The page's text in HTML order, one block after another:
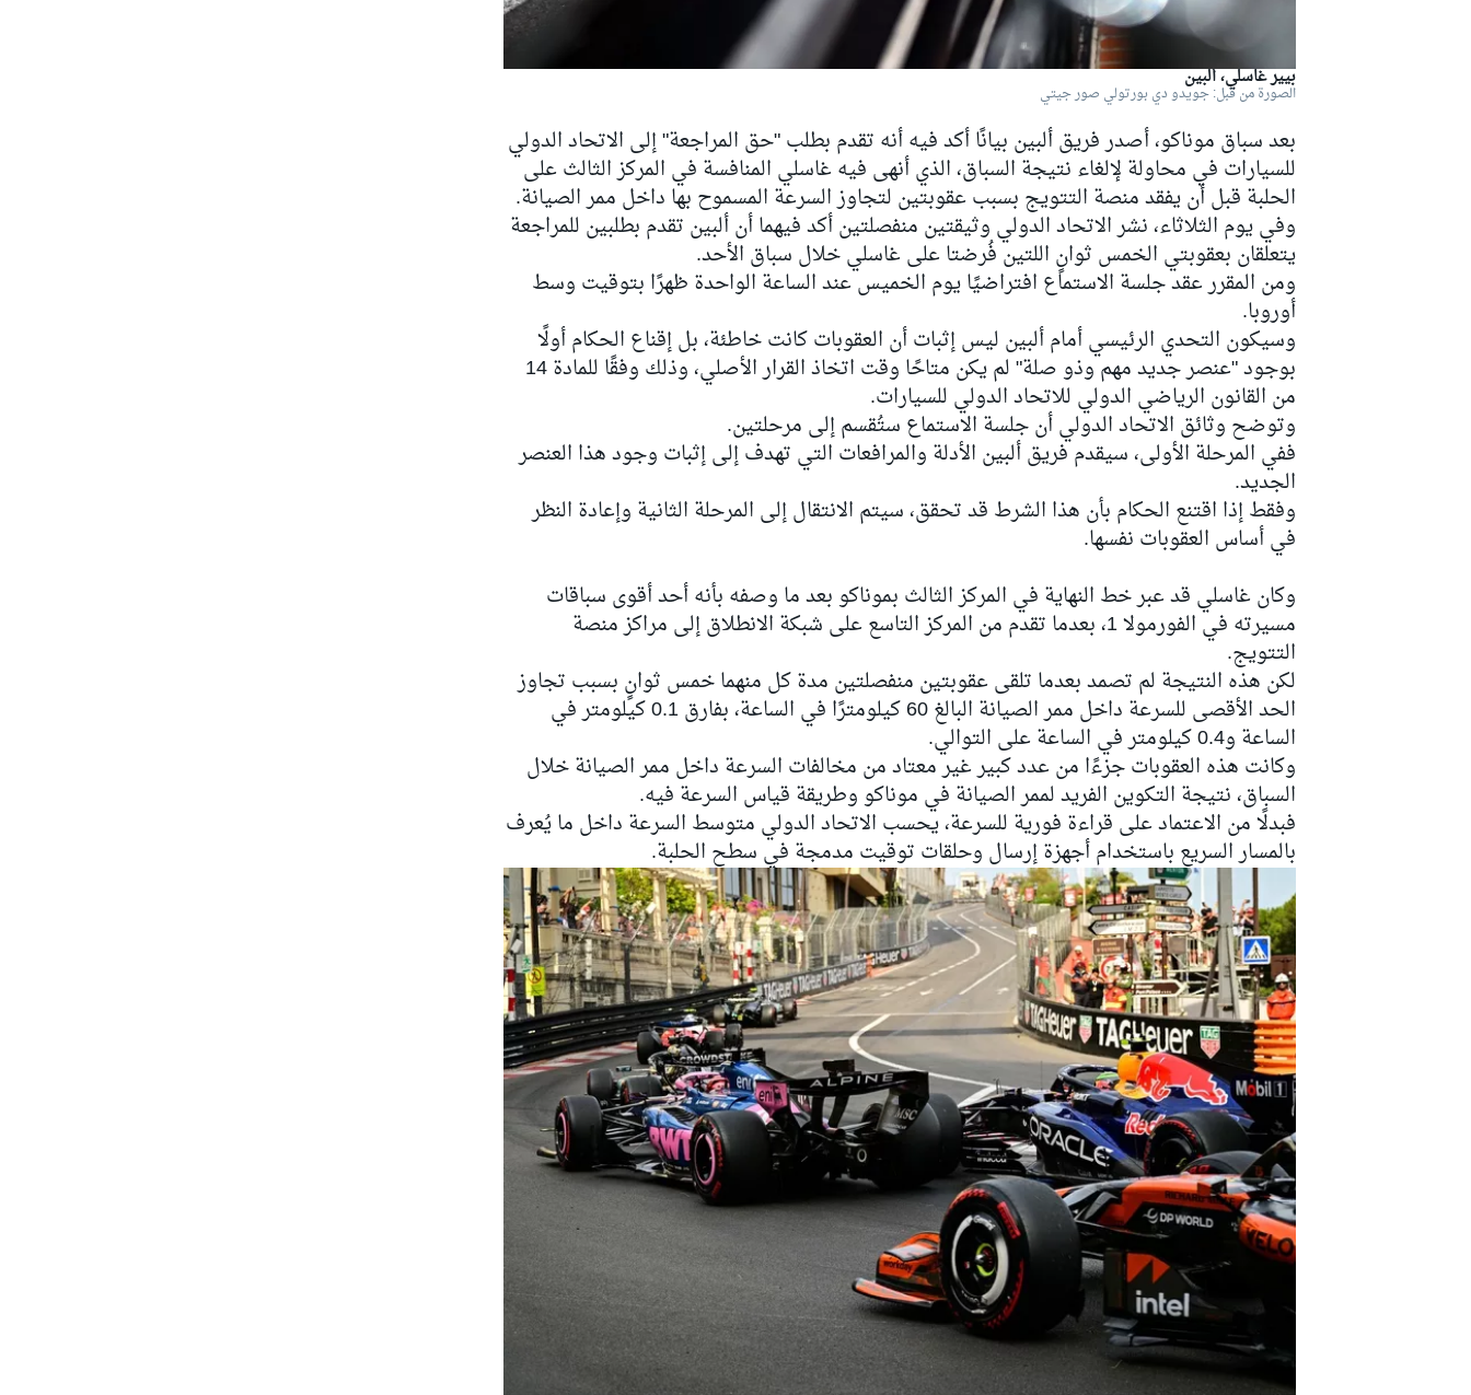
سباقات التحمّل
رالي
بيير غاسلي، ألبين
الصورة من قبل: جويدو دي بورتولي صور جيتي
بعد سباق موناكو، أصدر فريقألبين بيانًا أكد فيه أنه تقدم بطلب "حق المراجعة" إلى الاتحاد الدولي
للسيارات في محاولة لإلغاء نتيجة السباق، الذي أنهى فيه غاسلي المنافسة في المركز الثالث على
الحلبة قبل أن يفقد منصة التتويج بسبب عقوبتين لتجاوز السرعة المسموح بها داخل ممر الصيانة.
وفي يوم الثلاثاء، نشر الاتحاد الدولي وثيقتين منفصلتين أكد فيهما أن ألبين تقدم بطلبين للمراجعة
يتعلقان بعقوبتي الخمس ثوانٍ اللتين فُرضتا على غاسلي خلال سباق الأحد.
ومن المقرر عقد جلسة الاستماع افتراضيًا يوم الخميس عند الساعة الواحدة ظهرًا بتوقيت وسط
أوروبا.
وسيكون التحدي الرئيسي أمام ألبين ليس إثبات أن العقوبات كانت خاطئة، بل إقناع الحكام أولًا
بوجود "عنصر جديد مهم وذو صلة" لم يكن متاحًا وقت اتخاذ القرار الأصلي، وذلك وفقًا للمادة 14
من القانون الرياضي الدولي للاتحاد الدولي للسيارات.
وتوضح وثائق الاتحاد الدولي أن جلسة الاستماع ستُقسم إلى مرحلتين.
ففي المرحلة الأولى، سيقدم فريق ألبين الأدلة والمرافعات التي تهدف إلى إثبات وجود هذا العنصر
الجديد.
وفقط إذا اقتنع الحكام بأن هذا الشرط قد تحقق، سيتم الانتقال إلى المرحلة الثانية وإعادة النظر
في أساس العقوبات نفسها.
وكان غاسلي قد عبر خط النهاية في المركز الثالث بموناكو بعد ما وصفه بأنه أحد أقوى سباقات
مسيرته في الفورمولا 1، بعدما تقدم من المركز التاسع على شبكة الانطلاق إلى مراكز منصة
التتويج.
لكن هذه النتيجة لم تصمد بعدما تلقى عقوبتين منفصلتين مدة كل منهما خمس ثوانٍ بسبب تجاوز
الحد الأقصى للسرعة داخل ممر الصيانة البالغ 60 كيلومترًا في الساعة، بفارق 0.1 كيلومتر في
الساعة و0.4 كيلومتر في الساعة على التوالي.
وكانت هذه العقوبات جزءًا من عدد كبير غير معتاد من مخالفات السرعة داخل ممر الصيانة خلال
السباق، نتيجة التكوين الفريد لممر الصيانة في موناكو وطريقة قياس السرعة فيه.
فبدلًا من الاعتماد على قراءة فورية للسرعة، يحسب الاتحاد الدولي متوسط السرعة داخل ما يُعرف
بالمسار السريع باستخدام أجهزة إرسال وحلقات توقيت مدمجة في سطح الحلبة.